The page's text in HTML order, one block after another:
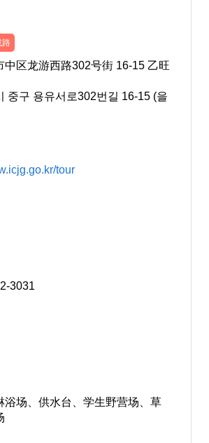
路
中区龙游西路302号街 16-15 乙旺
중구 용유서로302번길 16-15 (을
tour
3031
浴场、供水台、学生野营场、草